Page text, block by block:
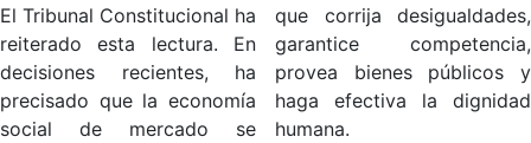
El Tribunal Constitucional ha
reiterado esta lectura. En
decisiones recientes, ha
precisado que la economía
social de mercado se
que corrija desigualdades,
garantice competencia,
provea bienes públicos y
haga efectiva la dignidad
humana.